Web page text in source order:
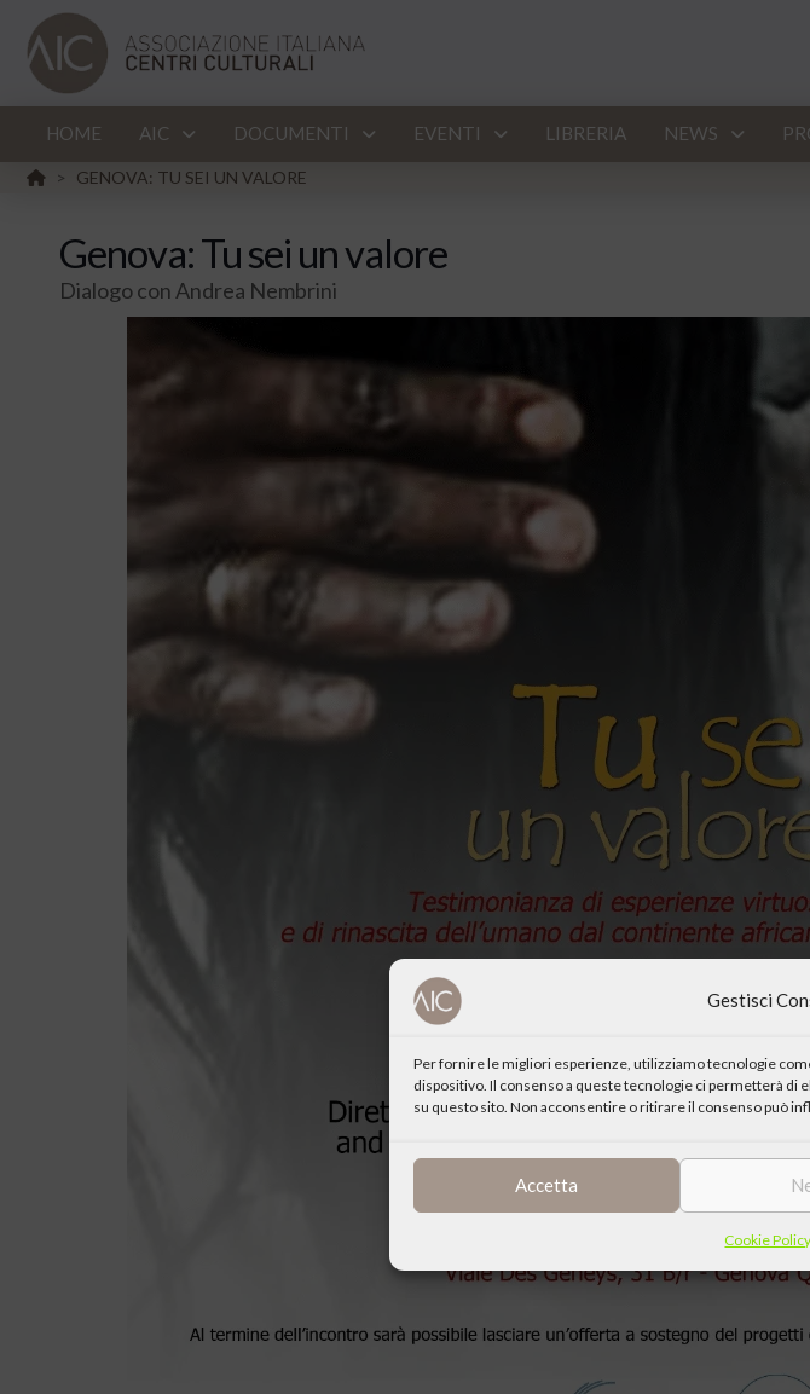
Gestisci
Per fornire le migliori esperienze, utilizziamo tecnologie
dispositivo. Il consenso a queste tecnologie ci permetterà di
su questo sito. Non acconsentire o ritirare il consenso può
Accetta
Cookie
HOME AIC DOCUMENTI EVENTI LIBRERIA NEWS
HOME
> GENOVA: TU SEI UN VALORE
Genova: Tu sei un valore
Dialogo con Andrea Nembrini